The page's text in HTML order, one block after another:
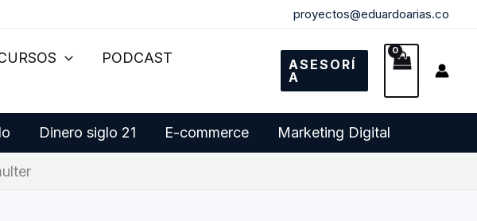
proyectos@eduardoarias.co
PODCAST
ASESORÍ
A
Dinero siglo 21 E-commerce Marketing Digital